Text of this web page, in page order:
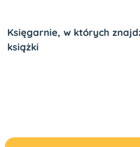
Księgarnie, w których
książki